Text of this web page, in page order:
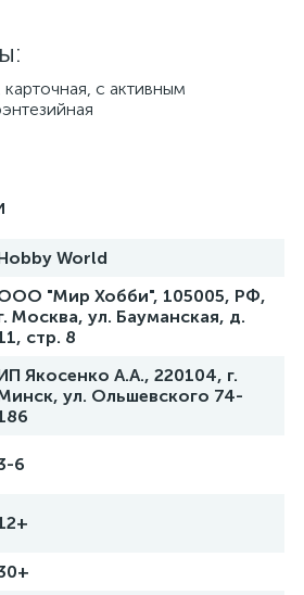
с активным
World
"Мир Хобби", 105005, РФ,
Москва, ул. Бауманская, д.
стр. 8
Якосенко А.А., 220104, г.
ул. Ольшевского 74-
6